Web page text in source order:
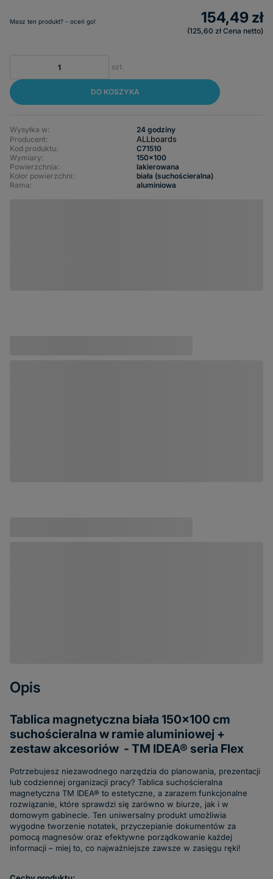
Masz ten produkt? - oceń go! 154,49 zł
125,60 zł Cena netto
szt.
DO KOSZYKA
Wysyłka w:
24 godziny
Producent:
ALLboards
Kod produktu:
C71510
Wymiary
150x100
Powierzchnia
lakierowana
Kolor powierzchni
biała (suchościeralna)
Rama
aluminiowa
Opis
Tablica magnetyczna biała 150x100 cm
suchościeralna w ramie aluminiowej +
zestaw akcesoriów - TM IDEA® seria Flex
Potrzebujesz niezawodnego narzędzia do planowania, prezentacji
lub codziennej organizacji pracy? Tablica suchościeralna
magnetyczna TM IDEA® to estetyczne, a zarazem funkcjonalne
rozwiązanie, które sprawdzi się zarówno w biurze, jak i w
domowym gabinecie. Ten uniwersalny produkt umożliwia
wygodne tworzenie notatek, przyczepianie dokumentów za
pomocą magnesów oraz efektywne porządkowanie każdej
informacji – miej to, co najważniejsze zawsze w zasięgu ręki!